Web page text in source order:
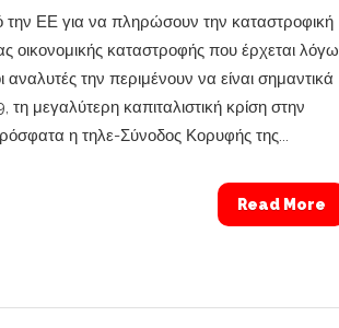
την ΕΕ για να πληρώσουν την καταστροφική
οικονομικής καταστροφής που έρχεται λόγω
την περιμένουν να είναι σημαντικά
μεγαλύτερη καπιταλιστική κρίση στην
η τηλε-Σύνοδος Κορυφής της...
Read More